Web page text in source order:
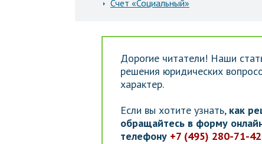
Счет «Социальный»
Дорогие читатели! Наши
решения юридических
характер.
Если вы хотите узнать, как
обращайтесь в форму
телефону +7 (495) 280-71-42